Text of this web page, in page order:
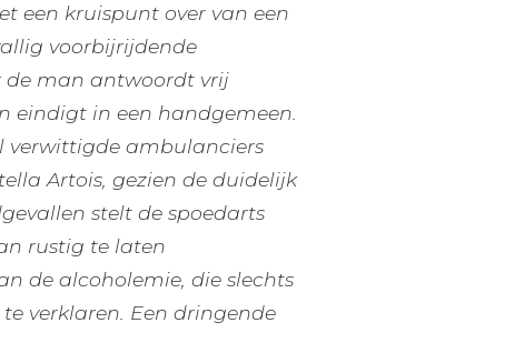
een kruispunt over van een
voorbijrijdende
de man antwoordt vrij
eindigt in een handgemeen.
verwittigde ambulanciers
Artois, gezien de duidelijk
stelt de spoedarts
rustig te laten
de alcoholemie, die slechts
verklaren. Een dringende